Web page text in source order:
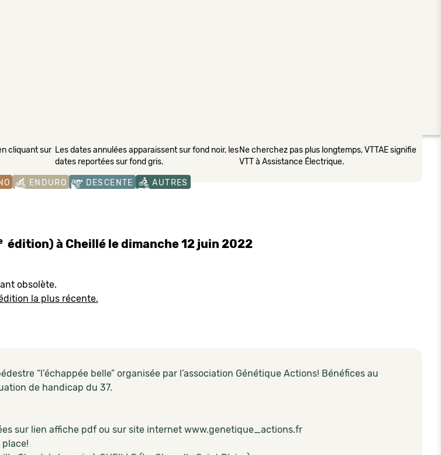
cliquant sur Les dates annulées apparaissent sur fond noir, les
dates reportées sur fond gris.
Ne cherchez pas plus longtemps, VTTAE signifie
VTT à Assistance Électrique.
ENDURO DESCENTE AUTRES
édition) à Cheillé le dimanche 12 juin 2022
obsolète.
la plus récente.
“l’échappée belle” organisée par l’association Génétique Actions! Bénéfices au
de handicap du 37.
sur lien affiche pdf ou sur site internet www.genetique_actions.fr